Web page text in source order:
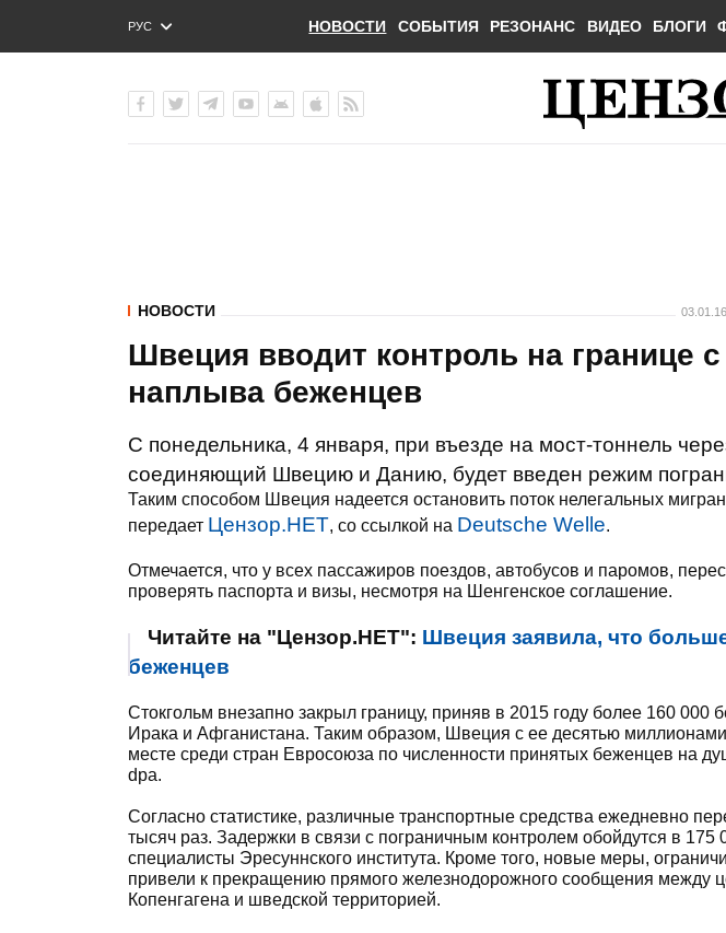
РУС
ENG
НОВОСТИ СОБЫТИЯ РЕЗОНАНС ВИДЕО БЛОГИ
НОВОСТИ
Швеция вводит контроль на границе
наплыва беженцев
С понедельника, 4 января, при въезде на мост-тоннель
соединяющий Швецию и Данию, будет введен режим
Таким способом Швеция надеется остановить поток нелегальных
передает Цензор.НЕТ, со ссылкой на Deutsche Welle.
Отмечается, что у всех пассажиров поездов, автобусов и паромов,
проверять паспорта и визы, несмотря на Шенгенское соглашение.
Читайте на "Цензор.НЕТ": Швеция заявила, что
беженцев
Стокгольм внезапно закрыл границу, приняв в 2015 году более 160 000
Ирака и Афганистана. Таким образом, Швеция с ее десятью
месте среди стран Евросоюза по численности принятых беженцев на
dpa.
Согласно статистике, различные транспортные средства ежедневно
тысяч раз. Задержки в связи с пограничным контролем обойдутся в 175
специалисты Эресуннского института. Кроме того, новые меры,
привели к прекращению прямого железнодорожного сообщения между
Копенгагена и шведской территорией.